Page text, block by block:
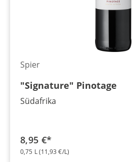
Spier
"Signature" Pinotage
Südafrika
8,95 €*
0,75 L(11,93 €/L)